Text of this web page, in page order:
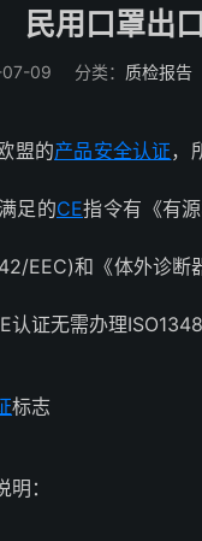
民用口罩出
09 分类： 质检报告
盟的产品安全认证，
足的CE指令有《有
EEC)和《体外诊
认证无需办理
标志
：